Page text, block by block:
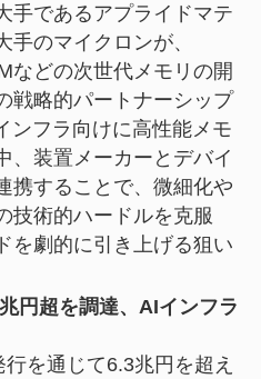
手であるアプライドマテ
手のマイクロンが、
などの次世代メモリの開
戦略的パートナーシップ
ンフラ向けに高性能メモ
、装置メーカーとデバイ
携することで、微細化や
技術的ハードルを克服
を劇的に引き上げる狙い
円超を調達、AIインフラ
を通じて6.3兆円を超え